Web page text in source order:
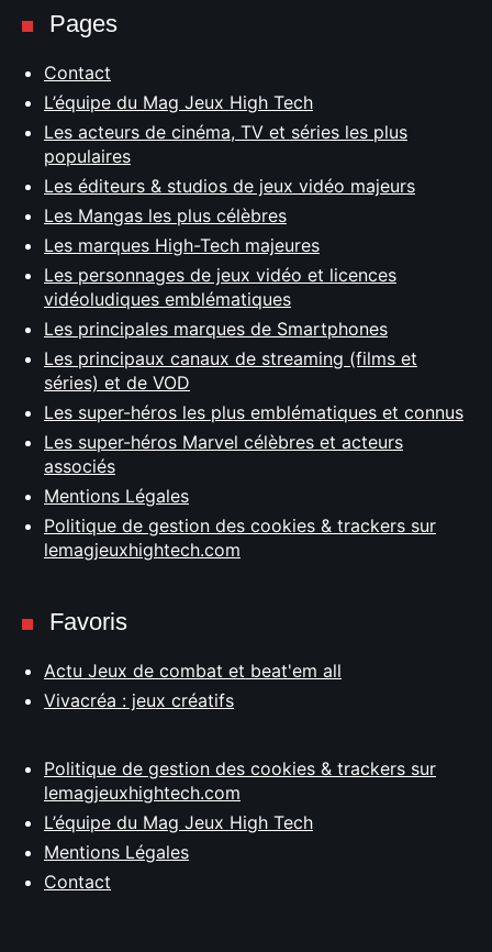
Pages
Contact
L’équipe du Mag Jeux High Tech
Les acteurs de cinéma, TV et séries les plus
populaires
Les éditeurs & studios de jeux vidéo majeurs
Les Mangas les plus célèbres
Les marques High-Tech majeures
Les personnages de jeux vidéo et licences
vidéoludiques emblématiques
Les principales marques de Smartphones
Les principaux canaux de streaming (films et
séries) et de VOD
Les super-héros les plus emblématiques et connus
Les super-héros Marvel célèbres et acteurs
associés
Mentions Légales
Politique de gestion des cookies & trackers sur
lemagjeuxhightech.com
Favoris
Actu Jeux de combat et beat'em all
Vivacréa : jeux créatifs
Politique de gestion des cookies & trackers sur
lemagjeuxhightech.com
L’équipe du Mag Jeux High Tech
Mentions Légales
Contact